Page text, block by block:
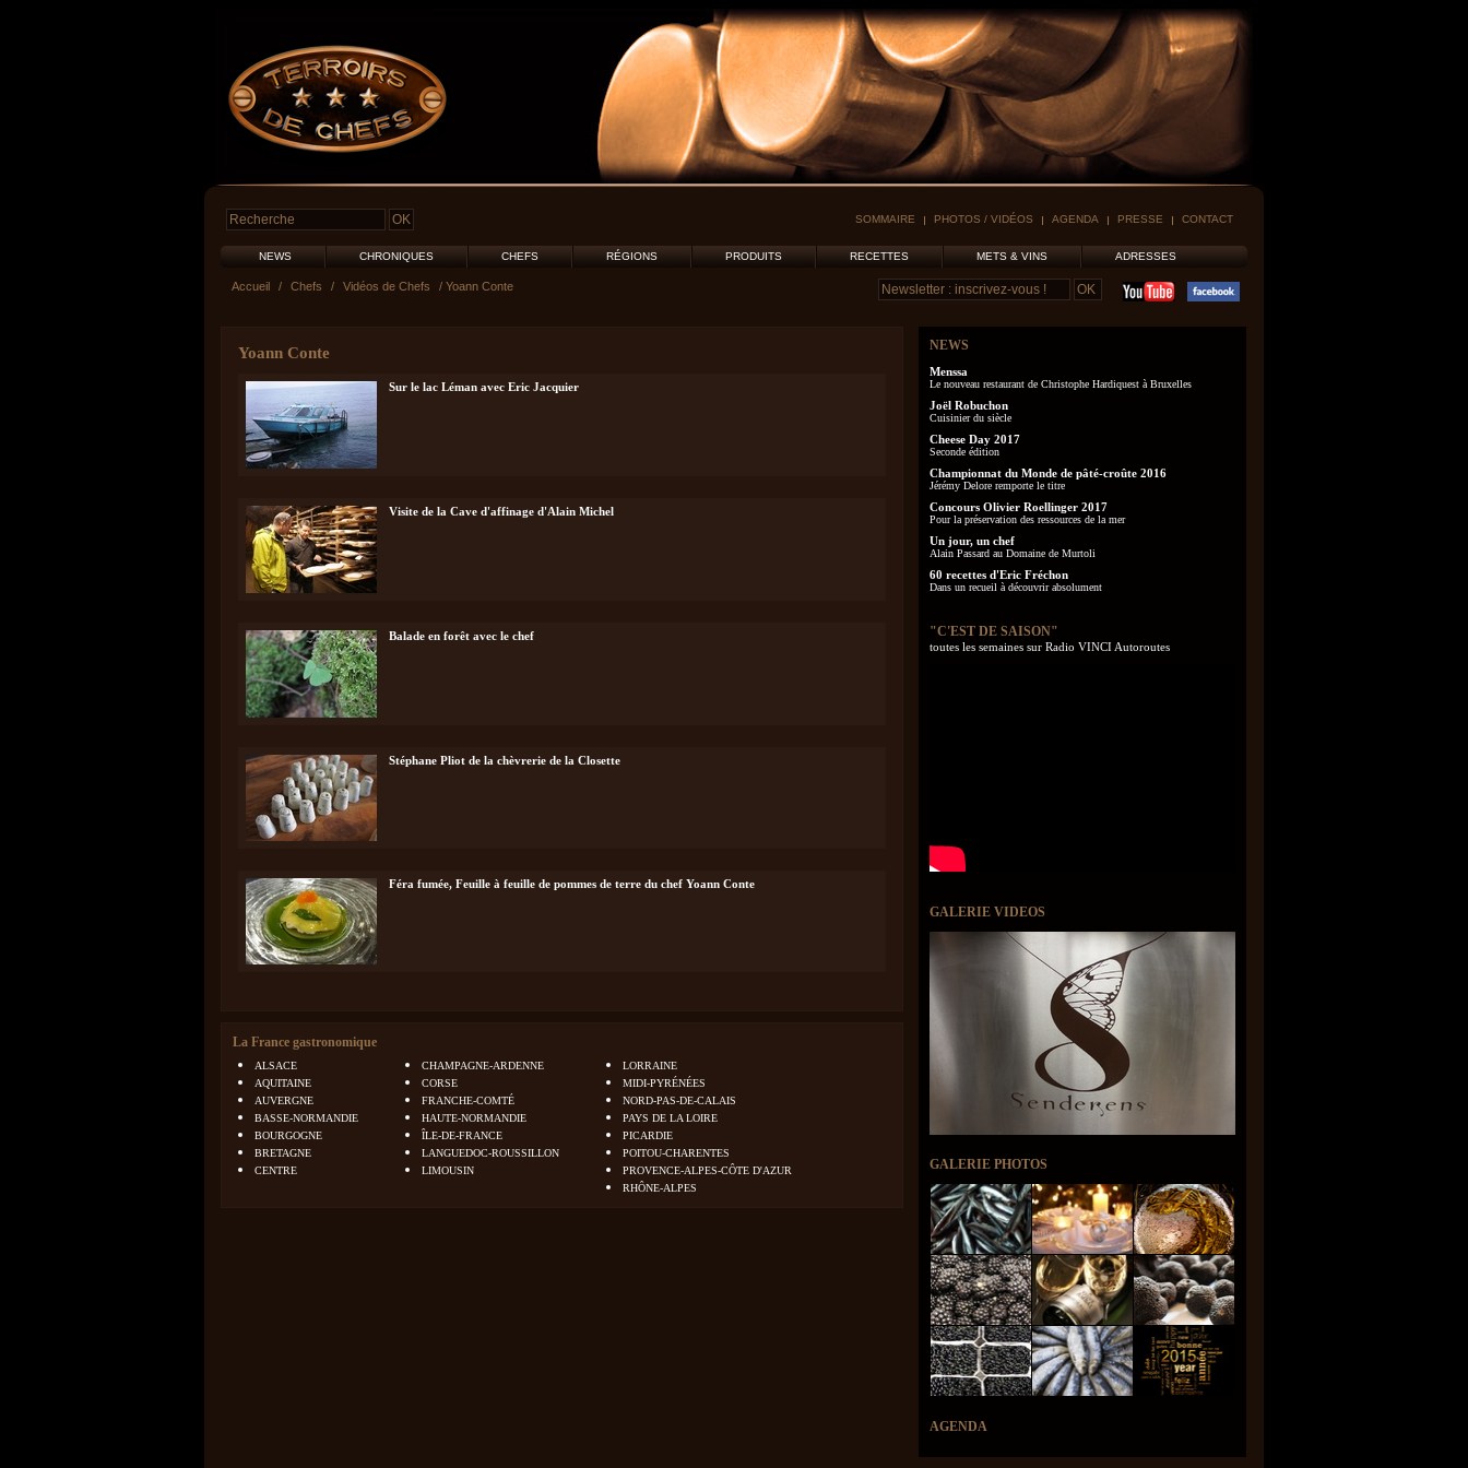
SOMMAIRE PHOTOS / VIDÉOS AGENDA PRESSE CONTACT
NEWS CHRONIQUES CHEFS RÉGIONS PRODUITS RECETTES METS & VINS ADRESSES
Accueil / Chefs / Vidéos de Chefs / Yoann Conte
Yoann Conte
Sur le lac Léman avec Eric Jacquier
Visite de la Cave d'affinage d'Alain Michel
Balade en forêt avec le chef
Stéphane Pliot de la chèvrerie de la Closette
Féra fumée, Feuille à feuille de pommes de terre du chef Yoann Conte
La France gastronomique
ALSACE
AQUITAINE
AUVERGNE
BASSE-NORMANDIE
BOURGOGNE
BRETAGNE
CENTRE
CHAMPAGNE-ARDENNE
CORSE
FRANCHE-COMTÉ
HAUTE-NORMANDIE
ÎLE-DE-FRANCE
LANGUEDOC-ROUSSILLON
LIMOUSIN
LORRAINE
MIDI-PYRÉNÉES
NORD-PAS-DE-CALAIS
PAYS DE LA LOIRE
PICARDIE
POITOU-CHARENTES
PROVENCE-ALPES-CÔTE D'AZUR
RHÔNE-ALPES
NEWS
Menssa
Le nouveau restaurant de Christophe Hardiquest à Bruxelles
Joël Robuchon
Cuisinier du siècle
Cheese Day 2017
Seconde édition
Championnat du Monde de pâté-croûte 2016
Jérémy Delore remporte le titre
Concours Olivier Roellinger 2017
Pour la préservation des ressources de la mer
Un jour, un chef
Alain Passard au Domaine de Murtoli
60 recettes d'Eric Fréchon
Dans un recueil à découvrir absolument
"C'EST DE SAISON"
toutes les semaines sur Radio VINCI Autoroutes
GALERIE VIDEOS
GALERIE PHOTOS
AGENDA